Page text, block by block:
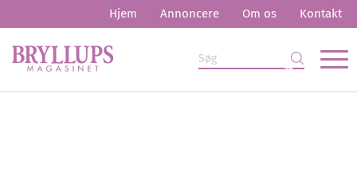
Hjem Annoncere Om os Kontakt